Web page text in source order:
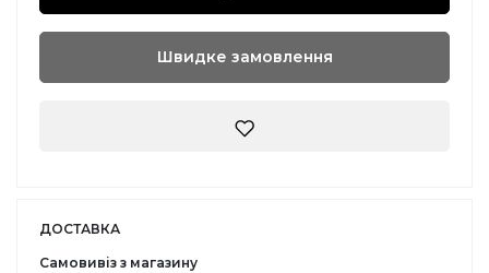
Швидке замовлення
ДОСТАВКА
Самовивіз з магазину